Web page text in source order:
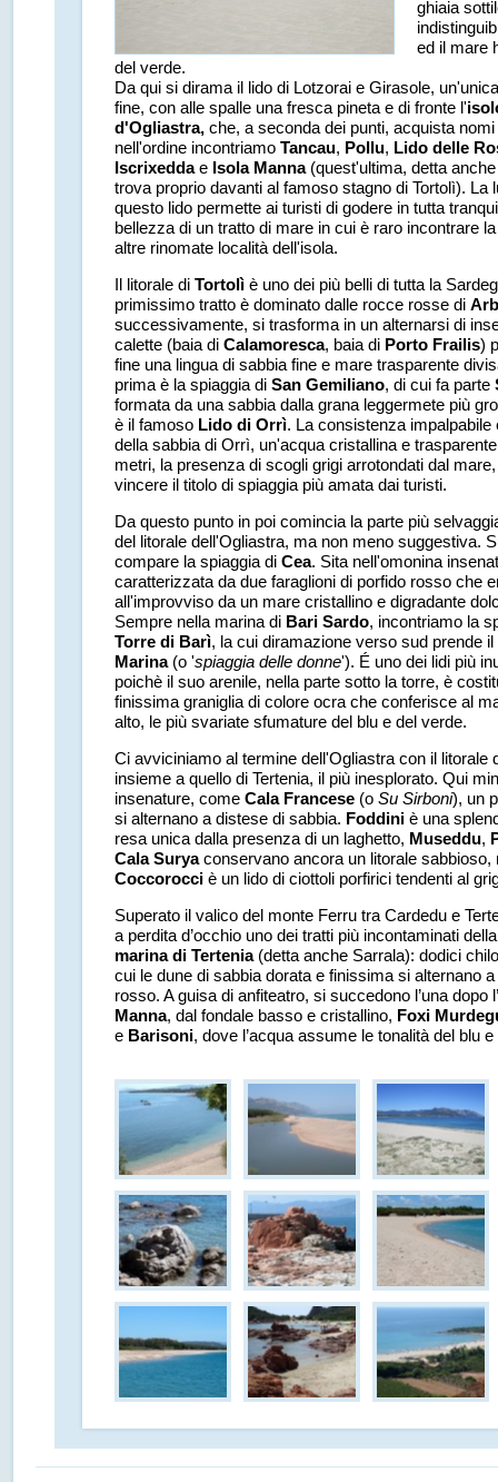
ghiaia
ed il mare
del verde.
Da qui si dirama il lido di Lotzorai e Girasole,
fine, con alle spalle una fresca pineta e di fronte l'
d'Ogliastra, che, a seconda dei punti, acquista
nell'ordine incontriamo Tancau, Pollu, Lido delle
Iscrixeddae Isola Manna(quest'ultima, detta
trova proprio davanti al famoso stagno di Tortolì). La
questo lido permette ai turisti di godere in tutta
bellezza di un tratto di mare in cui è raro incontrare
altre rinomate località dell'isola.
Il litorale di Tortolì è uno dei più belli di tutta la
primissimo tratto è dominato dalle rocce rosse di
successivamente, si trasforma in un alternarsi di
calette (baia di Calamoresca, baia di Porto Frailis)
fine una lingua di sabbia fine e mare trasparente
prima è la spiaggia di San Gemiliano, di cui fa parte
formata da una sabbia dalla grana leggermete più
è il famoso Lido di Orrì. La consistenza impalpabile
della sabbia di Orrì, un'acqua cristallina e
metri, la presenza di scogli grigi arrotondati dal
vincere il titolo di spiaggia più amata dai turisti.
Da questo punto in poi comincia la parte più
del litorale dell'Ogliastra, ma non meno suggestiva.
compare la spiaggia di Cea. Sita nell'omonina
caratterizzata da due faraglioni di porfido rosso che
all'improvviso da un mare cristallino e digradante
Sempre nella marina di Bari Sardo, incontriamo la
Torre di Barì, la cui diramazione verso sud prende
Marina(o 'spiaggia delle donne'). É uno dei lidi più
poichè il suo arenile, nella parte sotto la torre, è
finissima graniglia di colore ocra che conferisce al
alto, le più svariate sfumature del blu e del verde.
Ci avviciniamo al termine dell'Ogliastra con il litorale
insieme a quello di Tertenia, il più inesplorato. Qui
insenature, come Cala Francese (o Su Sirboni), un
si alternano a distese di sabbia. Foddini è una
resa unica dalla presenza di un laghetto, Museddu,
Cala Suryaconservano ancora un litorale sabbioso,
Coccorocci è un lido di ciottoli porfirici tendenti al
Superato il valico del monte Ferru tra Cardedu e
a perdita d’occhio uno dei tratti più incontaminati
marina di Tertenia(detta anche Sarrala): dodici
cui le dune di sabbia dorata e finissima si alternano
rosso. A guisa di anfiteatro, si succedono l’una dopo
Manna, dal fondale basso e cristallino, Foxi
e Barisoni, dove l’acqua assume le tonalità del blu